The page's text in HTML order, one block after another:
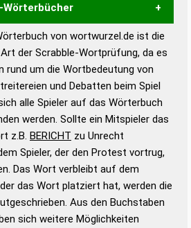
Hilfe eines semantischen
gute Anhaltspunkte zu
und Wortform, um die
für das Scrabble-Spiel zu
Turnier Scrabble-
Duden – Standardwerk in 12 Bänden
Duden – Richtiges und gutes
Deutsch
Duden – Die deutsche Grammatik
von wortwurzel.de ist die
der Scrabble-Wortprüfung, da es
rund um die Wortbedeutung von
und Debatten beim Spiel
alle Spieler auf das Wörterbuch
werden. Sollte ein Mitspieler das
z.B. BERICHT zu Unrecht
Spieler, der den Protest vortrug,
Das Wort verbleibt auf dem
das Wort platziert hat, werden die
Aus den Buchstaben
sich weitere Möglichkeiten